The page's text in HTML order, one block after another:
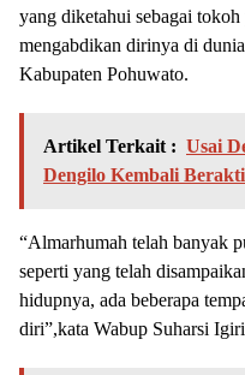
yang diketahui sebagai
mengabdikan dirinya di
Kabupaten Pohuwato.
Artikel Terkait : Usai
Dengilo Kembali
“Almarhumah telah banyak
seperti yang telah
hidupnya, ada beberapa
diri”,kata Wabup Suharsi